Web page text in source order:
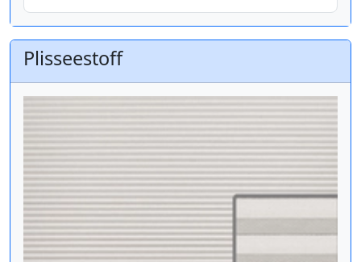
Plisseestoff